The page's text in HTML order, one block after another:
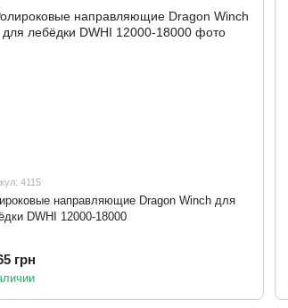
4115
направляющие Dragon Winch для
DWHI 12000-18000
грн